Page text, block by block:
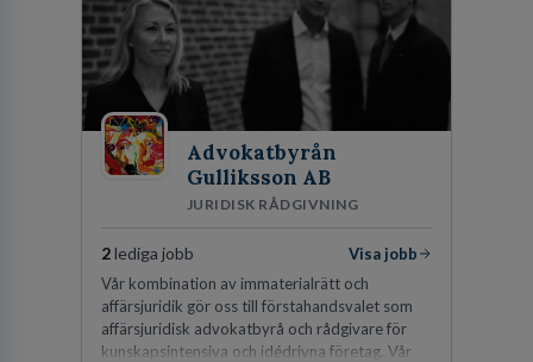
Advokatbyrån
Gulliksson AB
JURIDISK RÅDGIVNING
2lediga jobb
Visa jobb
Vår kombination av immaterialrätt och
affärsjuridik gör oss till förstahandsvalet som
affärsjuridisk advokatbyrå och rådgivare för
kunskapsintensiva och idédrivna företag. Vår